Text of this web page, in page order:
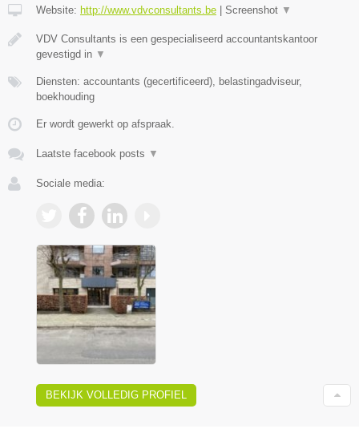
Website: http://www.vdvconsultants.be | Screenshot ▼
VDV Consultants is een gespecialiseerd accountantskantoor
gevestigd in ▼
Diensten: accountants (gecertificeerd), belastingadviseur,
boekhouding
Er wordt gewerkt op afspraak.
Laatste facebook posts ▼
Sociale media:
BEKIJK VOLLEDIG PROFIEL